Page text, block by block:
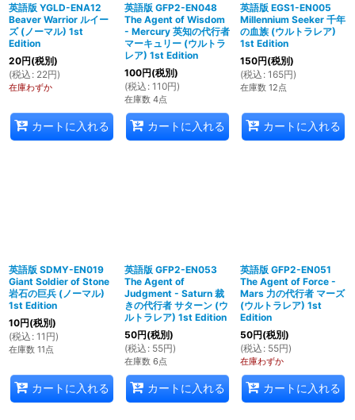
英語版 YGLD-ENA12
Beaver Warrior ルイー
ズ (ノーマル) 1st
Edition
20円(税別)
(税込 : 22円)
在庫わずか
カートに入れる
英語版 GFP2-EN048
The Agent of Wisdom
- Mercury 英知の代行者
マーキュリー (ウルトラ
レア) 1st Edition
100円(税別)
(税込 : 110円)
在庫数 4点
カートに入れる
英語版 EGS1-EN005
Millennium Seeker 千年
の血族 (ウルトラレア)
1st Edition
150円(税別)
(税込 : 165円)
在庫数 12点
カートに入れる
英語版 SDMY-EN019
Giant Soldier of Stone
岩石の巨兵 (ノーマル)
1st Edition
10円(税別)
(税込 : 11 円)
在庫数 11点
カートに入れる
英語版 GFP2-EN053
The Agent of
Judgment - Saturn 裁
きの代行者 サターン (ウ
ルトラレア) 1st Edition
50円(税別)
(税込 : 55円)
在庫数 6点
カートに入れる
英語版 GFP2-EN051
The Agent of Force -
Mars 力の代行者 マーズ
(ウルトラレア) 1st
Edition
50円(税別)
(税込 : 55円)
在庫わずか
カートに入れる